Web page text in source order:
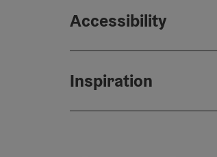
Accessibility
Inspiration